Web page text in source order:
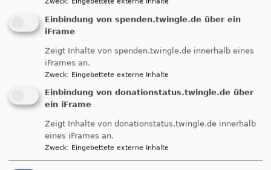
Breadcrumb
Startseite Glaube und Stationen Im Leben
Taufe
Taufe
Einbindung von spenden.twingle.de über ein
iFrame
Zeigt Inhalte von spenden.twingle.de innerhalb eines
iFrames an.
Zweck: Eingebettete externe Inhalte
Einbindung von donationstatus.twingle.de über
ein iFrame
Zeigt Inhalte von donationstatus.twingle.de innerhalb
eines iFrames an.
Zweck: Eingebettete externe Inhalte